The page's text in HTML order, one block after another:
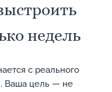
недель
с реального
Ваша цель — не